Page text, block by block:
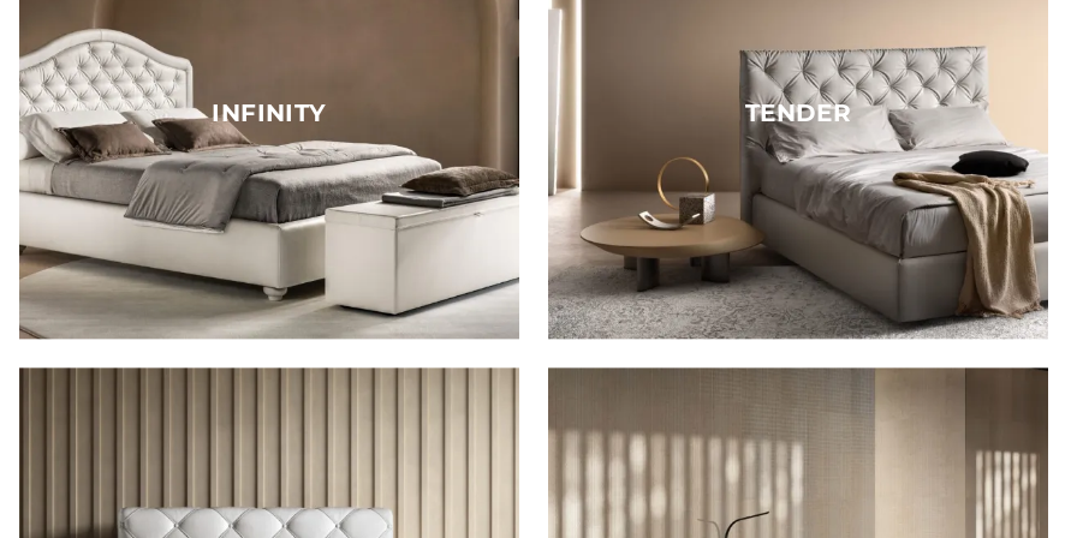
INFINITY TENDER